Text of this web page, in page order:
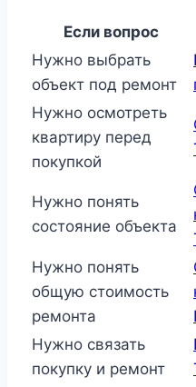
Если вопрос
Нужно выбрать
объект под ремонт
Нужно осмотреть
квартиру перед
покупкой
Нужно понять
состояние объекта
Нужно понять
общую стоимость
ремонта
Нужно связать
покупку и ремонт